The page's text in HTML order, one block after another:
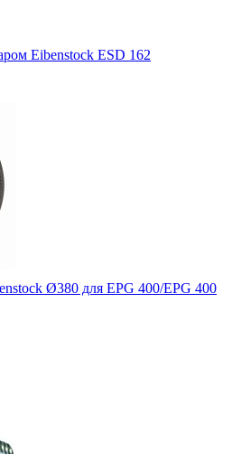
Eibenstock ESD 162
Ø380 для EPG 400/EPG 400